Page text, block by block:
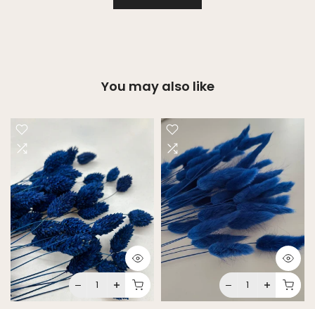
You may also like